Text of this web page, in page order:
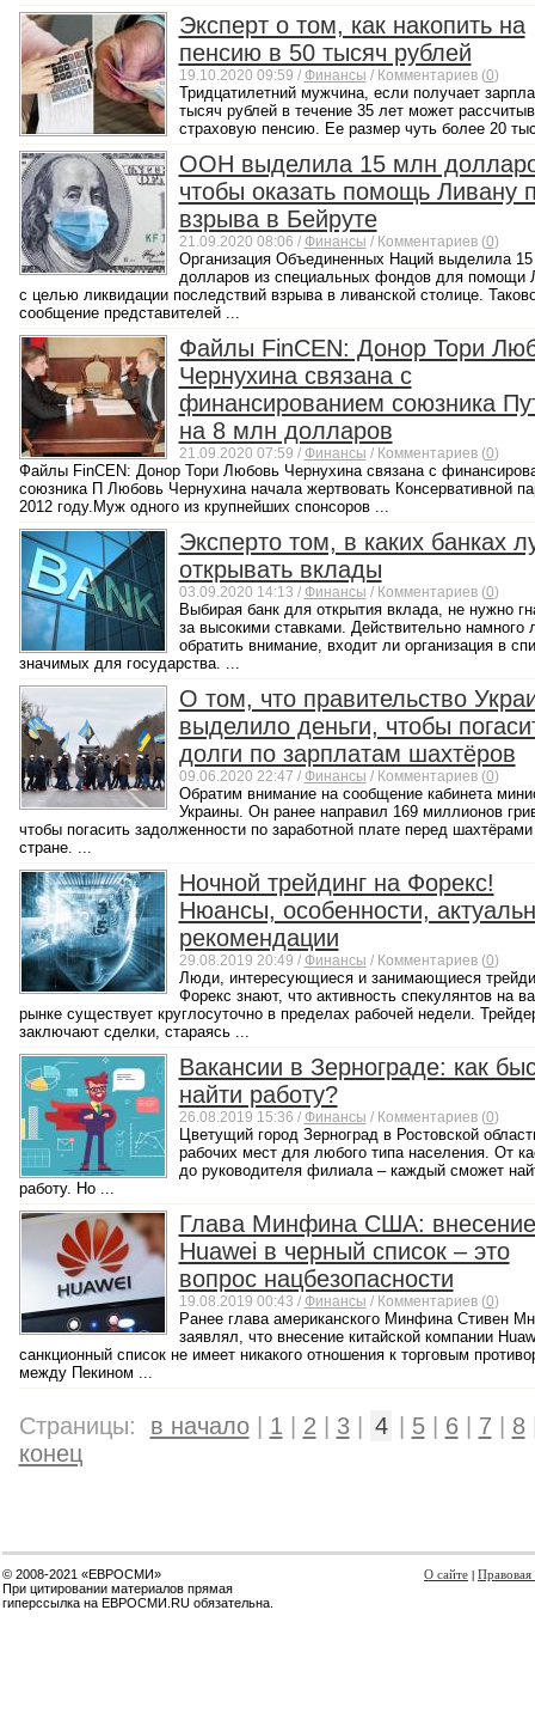
Эксперт о том, как накопить на
пенсию в 50 тысяч рублей
19.10.2020 09:59 / Финансы / Комментариев (0)
Тридцатилетний мужчина, если получает
тысяч рублей в течение 35 лет может
страховую пенсию. Ее размер чуть более 20
ООН выделила 15 млн
чтобы оказать помощь Ливану
взрыва в Бейруте
21.09.2020 08:06 / Финансы / Комментариев (0)
Организация Объединенных Наций выделила
долларов из специальных фондов для помощи
с целью ликвидации последствий взрыва в ливанской столице.
сообщение представителей ...
Файлы FinCEN: Донор Тори
Чернухина связана с
финансированием союзника
на 8 млн долларов
21.09.2020 07:59 / Финансы / Комментариев (0)
Файлы FinCEN: Донор Тори Любовь Чернухина связана с
союзника П Любовь Чернухина начала жертвовать Консервативной
2012 году.Муж одного из крупнейших спонсоров ...
Эксперто том, в каких банках
открывать вклады
03.09.2020 14:13 / Финансы / Комментариев (0)
Выбирая банк для открытия вклада, не нужно
за высокими ставками. Действительно намного
обратить внимание, входит ли организация в
значимых для государства. ...
О том, что правительство
выделило деньги, чтобы
долги по зарплатам шахтёров
09.06.2020 22:47 / Финансы / Комментариев (0)
Обратим внимание на сообщение кабинета
Украины. Он ранее направил 169 миллионов
чтобы погасить задолженности по заработной плате перед
стране. ...
Ночной трейдинг на Форекс!
Нюансы, особенности,
рекомендации
29.08.2019 20:49 / Финансы / Комментариев (0)
Люди, интересующиеся и занимающиеся
Форекс знают, что активность спекулянтов на
рынке существует круглосуточно в пределах рабочей недели.
заключают сделки, стараясь ...
Вакансии в Зернограде: как
найти работу?
26.08.2019 15:36 / Финансы / Комментариев (0)
Цветущий город Зерноград в Ростовской
рабочих мест для любого типа населения. От
до руководителя филиала – каждый сможет
работу. Но ...
Глава Минфина США: внесение
Huawei в черный список – это
вопрос нацбезопасности
19.08.2019 00:43 / Финансы / Комментариев (0)
Ранее глава американского Минфина Стивен
заявлял, что внесение китайской компании
санкционный список не имеет никакого отношения к торговым
между Пекином ...
Страницы: в начало| 1 2 3| 4 5| 6| 7 8
конец
© 2008-2021 «ЕВРОСМИ»
При цитировании материалов прямая
гиперссылка на ЕВРОСМИ.RU обязательна.
О сайте